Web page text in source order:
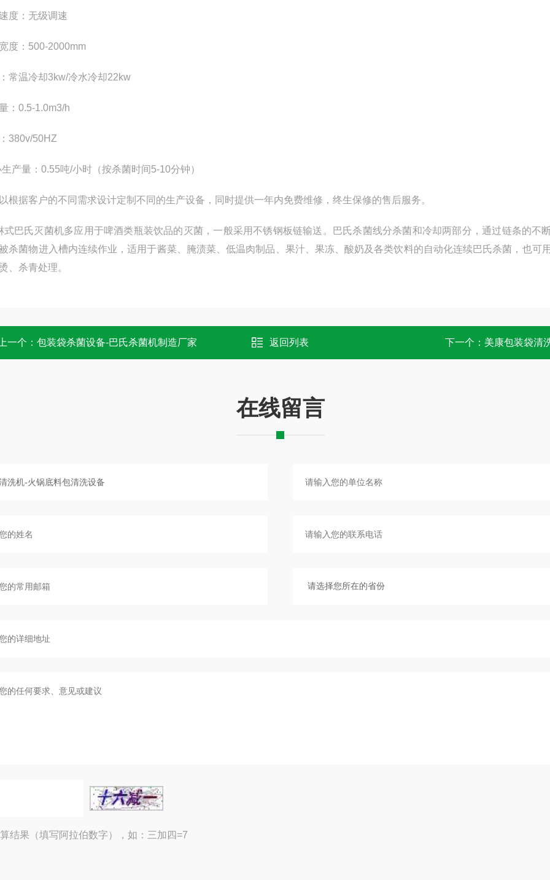
度：无级调速
度： 500-2000mm
常温冷却3kw/冷水冷却22kw
： 0.5-1.0m3/h
380v/50HZ
产量： 0.55吨/小时（按杀菌时间 5-10分钟）
据客户的不同需求设计定制不同的生产设备，同时提供一年内免费维修，终生保修的售后服务。
巴氏灭菌机多应用于啤酒类瓶装饮品的灭菌，一般采用不锈钢板链输送。巴氏杀菌线分杀菌和冷却两部分，通过链条的不
杀菌物进入槽内连续作业，适用于酱菜、腌渍菜、低温肉制品、果汁、果冻、酸奶及各类饮料的自动化连续巴氏杀菌，也可
、杀青处理。
一个： 包装袋杀菌设备-巴氏杀菌机制造厂家 返回列表 下一个： 美康包装袋清
在线留言
结果（填写阿拉伯数字），如：三加四=7